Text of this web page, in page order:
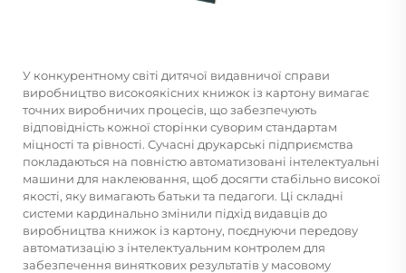
У конкурентному світі дитячої видавничої справи
виробництво високоякісних книжок із картону вимагає
точних виробничих процесів, що забезпечують
відповідність кожної сторінки суворим стандартам
міцності та рівності. Сучасні друкарські підприємства
покладаються на повністю автоматизовані інтелектуальні
машини для наклеювання, щоб досягти стабільно високої
якості, яку вимагають батьки та педагоги. Ці складні
системи кардинально змінили підхід видавців до
виробництва книжок із картону, поєднуючи передову
автоматизацію з інтелектуальним контролем для
забезпечення виняткових результатів у масовому